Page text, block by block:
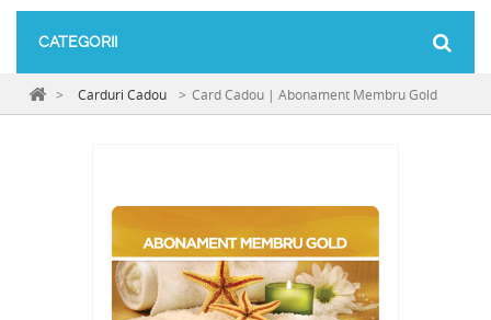
CATEGORII
> Carduri Cadou > Card Cadou | Abonament Membru Gold